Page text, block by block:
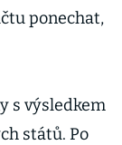
ponechat,
s výsledkem
států. Po